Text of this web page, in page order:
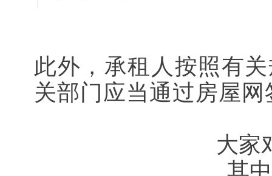
此外，承租人按照有
关部门应当通过房屋
大家
其